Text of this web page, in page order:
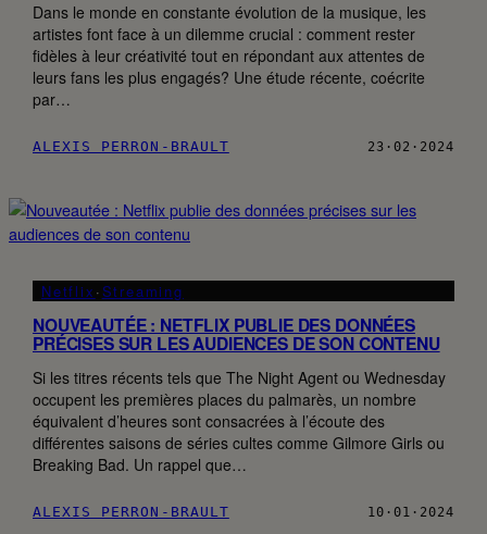
Dans le monde en constante évolution de la musique, les
artistes font face à un dilemme crucial : comment rester
fidèles à leur créativité tout en répondant aux attentes de
leurs fans les plus engagés? Une étude récente, coécrite
par…
ALEXIS PERRON-BRAULT 23·02·2024
Netflix ·Streaming
NOUVEAUTÉE : NETFLIX PUBLIE DES DONNÉES
PRÉCISES SUR LES AUDIENCES DE SON CONTENU
Si les titres récents tels que The Night Agent ou Wednesday
occupent les premières places du palmarès, un nombre
équivalent d’heures sont consacrées à l’écoute des
différentes saisons de séries cultes comme Gilmore Girls ou
Breaking Bad. Un rappel que…
ALEXIS PERRON-BRAULT 10·01·2024